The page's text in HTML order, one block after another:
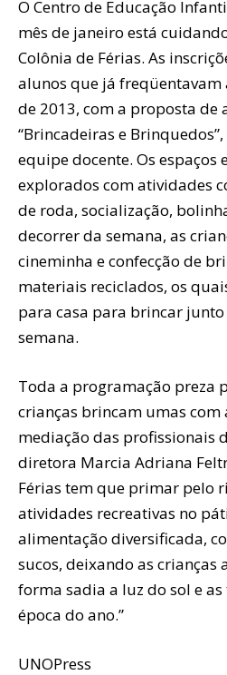
O Centro de Educação
mês de janeiro está
Colônia de Férias. As
alunos que já freqüentavam
de 2013, com a proposta de
“Brincadeiras e
equipe docente. Os espaços
explorados com atividades
de roda, socialização,
decorrer da semana, as
cineminha e confecção de
materiais reciclados, os
para casa para brincar
semana.
Toda a programação preza
crianças brincam umas com
mediação das profissionais
diretora Marcia Adriana
Férias tem que primar pelo
atividades recreativas no
alimentação diversificada,
sucos, deixando as crianças
forma sadia a luz do sol e
época do ano.”
UNOPress